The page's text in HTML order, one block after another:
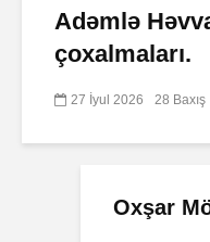
Adəmlə
çoxalmaları.
27 İyul 2026 28 Baxış
Oxşar